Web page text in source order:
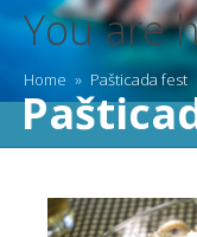
You are
Home » Pašticada fest